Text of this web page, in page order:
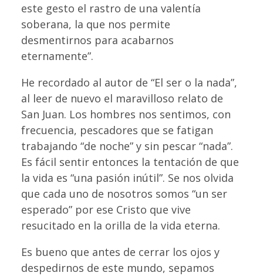
este gesto el rastro de una valentía
soberana, la que nos permite
desmentirnos para acabarnos
eternamente”.
He recordado al autor de “El ser o la nada”,
al leer de nuevo el maravilloso relato de
San Juan. Los hombres nos sentimos, con
frecuencia, pescadores que se fatigan
trabajando “de noche” y sin pescar “nada”.
Es fácil sentir entonces la tentación de que
la vida es “una pasión inútil”. Se nos olvida
que cada uno de nosotros somos “un ser
esperado” por ese Cristo que vive
resucitado en la orilla de la vida eterna.
Es bueno que antes de cerrar los ojos y
despedirnos de este mundo, sepamos